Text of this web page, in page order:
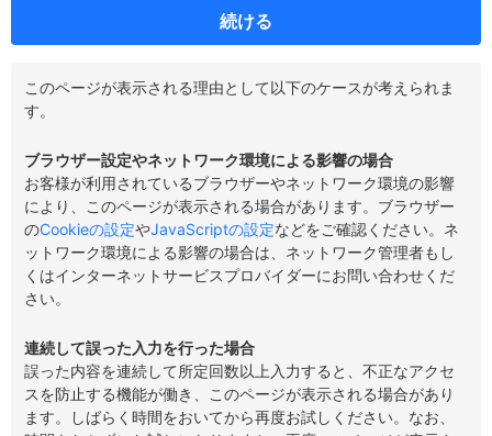
続ける
このページが表示される理由として以下のケースが考えられま
す。
ブラウザー設定やネットワーク環境による影響の場合
お客様が利用されているブラウザーやネットワーク環境の影響
により、このページが表示される場合があります。ブラウザー
のCookieの設定やJavaScriptの設定などをご確認ください。ネ
ットワーク環境による影響の場合は、ネットワーク管理者もし
くはインターネットサービスプロバイダーにお問い合わせくだ
さい。
連続して誤った入力を行った場合
誤った内容を連続して所定回数以上入力すると、不正なアクセ
スを防止する機能が働き、このページが表示される場合があり
ます。しばらく時間をおいてから再度お試しください。なお、